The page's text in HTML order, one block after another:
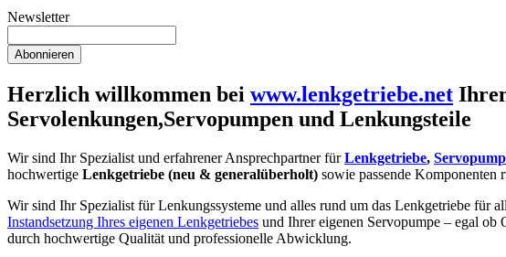
Newsletter
Abonnieren
Herzlich willkommen bei www.lenkgetriebe.net
Servolenkungen,Servopumpen und Lenkungsteile
Wir sind Ihr Spezialist und erfahrener Ansprechpartner fürLenkgetriebe,
hochwertige Lenkgetriebe (neu & generalüberholt) sowie passende Komponenten
Wir sind Ihr Spezialist für Lenkungssysteme und alles rund um das Lenkgetriebe für
Instandsetzung Ihres eigenen Lenkgetriebes und Ihrer eigenen Servopumpe – egal
durch hochwertige Qualität und professionelle Abwicklung.